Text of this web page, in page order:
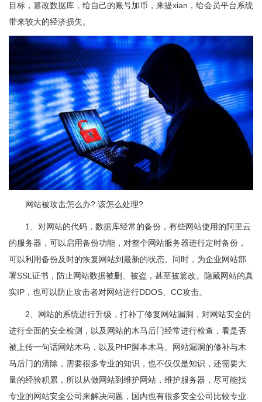
目标，篡改数据库，给自己的账号加币，来提xian，给会员平台系统
带来较大的经济损失。
网站被攻击怎么办? 该怎么处理?
1、对网站的代码，数据库经常的备份，有些网站使用的阿里云
的服务器，可以启用备份功能，对整个网站服务器进行定时备份，
可以利用备份及时的恢复网站到最新的状态。同时，为企业网站部
署SSL证书，防止网站数据被删、被盗，甚至被篡改。隐藏网站的真
实IP，也可以防止攻击者对网站进行DDOS、CC攻击。
2、网站的系统进行升级，打补丁修复网站漏洞，对网站安全的
进行全面的安全检测，以及网站的木马后门经常进行检查，看是否
被上传一句话网站木马，以及PHP脚本木马。网站漏洞的修补与木
马后门的清除，需要很多专业的知识，也不仅仅是知识，还需要大
量的经验积累，所以从做网站到维护网站，维护服务器，尽可能找
专业的网站安全公司来解决问题，国内也有很多安全公司比较专业.